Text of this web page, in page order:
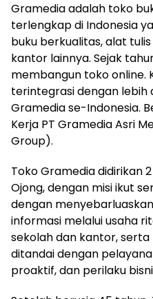
Gramedia adalah toko
terlengkap di Indonesia
buku berkualitas, alat
kantor lainnya. Sejak
membangun toko online.
terintegrasi dengan lebih
Gramedia se-Indonesia.
Kerja PT Gramedia Asri
Group).
Toko Gramedia didirikan 2
Ojong, dengan misi ikut
dengan
informasi melalui usaha
sekolah dan kantor,
ditandai dengan
proaktif, dan perilaku